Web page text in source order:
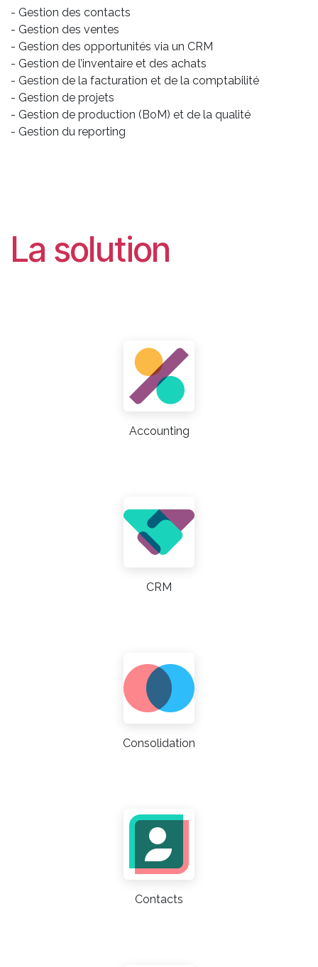
- Gestion des contacts
- Gestion des ventes
- Gestion des opportunités via un CRM
- Gestion de l’inventaire et des achats
- Gestion de la facturation et de la comptabilité
- Gestion de projets
- Gestion de production (BoM) et de la qualité
- Gestion du reporting
La solution
Accounting
CRM
Consolidation
Contacts